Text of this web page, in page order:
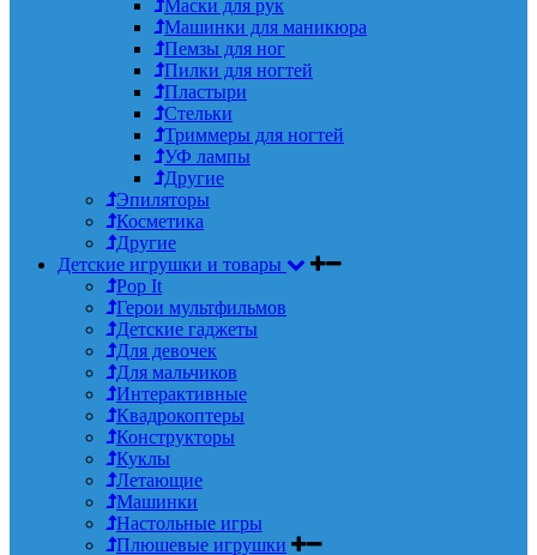
Маски для рук
Машинки для маникюра
Пемзы для ног
Пилки для ногтей
Пластыри
Стельки
Триммеры для ногтей
УФ лампы
Другие
Эпиляторы
Косметика
Другие
Детские игрушки и товары
Pop It
Герои мультфильмов
Детские гаджеты
Для девочек
Для мальчиков
Интерактивные
Квадрокоптеры
Конструкторы
Куклы
Летающие
Машинки
Настольные игры
Плюшевые игрушки